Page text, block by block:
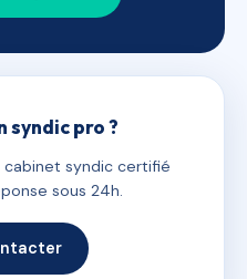
syndic pro ?
cabinet syndic certifié
sous 24h.